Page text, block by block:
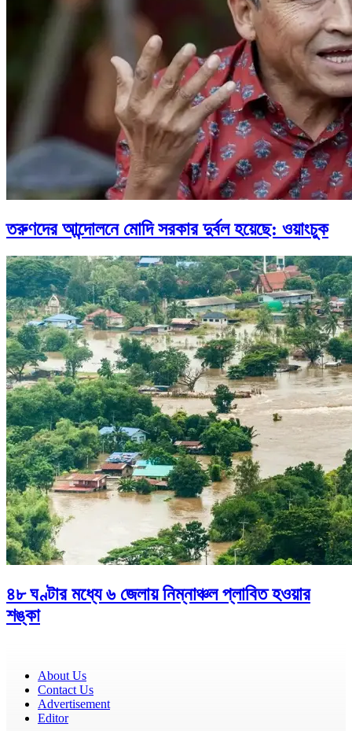
তরুণদের আন্দোলনে মোদি সরকার দুর্বল হয়েছে: ওয়াংচুক
৪৮ ঘণ্টার মধ্যে ৬ জেলায় নিম্নাঞ্চল প্লাবিত হওয়ার
শঙ্কা
About Us
Contact Us
Advertisement
Editor